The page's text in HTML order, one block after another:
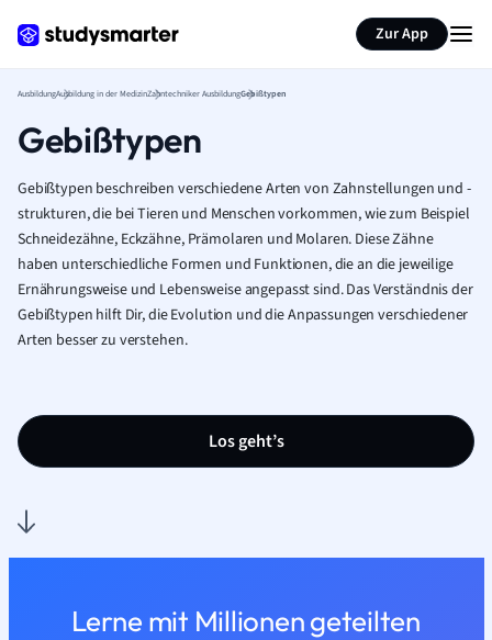
Zur App
AusbildungAusbildung in der MedizinZahntechniker AusbildungGebißtypen
Gebißtypen
Gebißtypen beschreiben verschiedene Arten von Zahnstellungen und -
strukturen, die bei Tieren und Menschen vorkommen, wie zum Beispiel
Schneidezähne, Eckzähne, Prämolaren und Molaren. Diese Zähne
haben unterschiedliche Formen und Funktionen, die an die jeweilige
Ernährungsweise und Lebensweise angepasst sind. Das Verständnis der
Gebißtypen hilft Dir, die Evolution und die Anpassungen verschiedener
Arten besser zu verstehen.
Los geht’s
Lerne mit Millionen geteilten